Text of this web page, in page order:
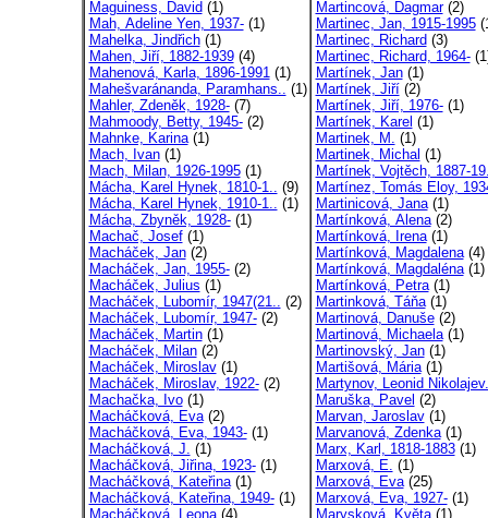
Maguiness, David (1)
Mah, Adeline Yen, 1937-(1)
Mahelka, Jindřich(1)
Mahen, Jiří, 1882-1939(4)
Mahenová, Karla, 1896-1991(1)
Mahešvaránanda, Paramhans.. (1)
Mahler, Zdeněk, 1928-(7)
Mahmoody, Betty, 1945-(2)
Mahnke, Karina(1)
Mach, Ivan(1)
Mach, Milan, 1926-1995(1)
Mácha, Karel Hynek, 1810-1.. (9)
Mácha, Karel Hynek, 1910-1.. (1)
Mácha, Zbyněk, 1928-(1)
Machač, Josef(1)
Macháček, Jan(2)
Macháček, Jan, 1955-(2)
Macháček, Julius (1)
Macháček, Lubomír, 1947(21.. (2)
Macháček, Lubomír, 1947-(2)
Macháček, Martin(1)
Macháček, Milan(2)
Macháček, Miroslav(1)
Macháček, Miroslav, 1922-(2)
Machačka, Ivo(1)
Macháčková, Eva(2)
Macháčková, Eva, 1943-(1)
Macháčková, J. (1)
Macháčková, Jiřina, 1923-(1)
Macháčková, Kateřina(1)
Macháčková, Kateřina, 1949-(1)
Macháčková, Leona(4)
Martincová, Dagmar(2)
Martinec, Jan, 1915-1995
Martinec, Richard (3)
Martinec, Richard, 1964-
Martínek, Jan(1)
Martínek, Jiří(2)
Martínek, Jiří, 1976-(1)
Martínek, Karel (1)
Martinek, M. (1)
Martinek, Michal (1)
Martínek, Vojtěch, 1887-
Martínez, Tomás Eloy,
Martinicová, Jana(1)
Martínková, Alena(2)
Martínková, Irena(1)
Martínková, Magdalena(4)
Martínková, Magdaléna(1)
Martínková, Petra(1)
Martinková, Táňa(1)
Martinová, Danuše(2)
Martinová, Michaela(1)
Martinovský, Jan(1)
Martišová, Mária(1)
Martynov, Leonid
Maruška, Pavel (2)
Marvan, Jaroslav(1)
Marvanová, Zdenka(1)
Marx, Karl, 1818-1883(1)
Marxová, E. (1)
Marxová, Eva(25)
Marxová, Eva, 1927-(1)
Marysková, Květa(1)